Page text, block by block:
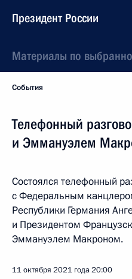
Президент России
Материалы по
События
Телефонный
и Эммануэлем
Состоялся телефонный
с Федеральным
Республики Германия
и Президентом
Эммануэлем Макроном.
11 октября 2021 года20:00